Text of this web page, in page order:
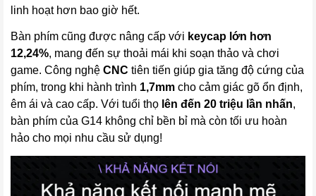
linh hoạt hơn bao giờ hết.
Bàn phím cũng được nâng cấp với keycap lớn hơn
12,24%, mang đến sự thoải mái khi soạn thảo và chơi
game. Công nghệ CNC tiên tiến giúp gia tăng độ cứng của
phím, trong khi hành trình 1,7mm cho cảm giác gõ ổn định,
êm ái và cao cấp. Với tuổi thọ lên đến 20 triệu lần nhấn,
bàn phím của G14 không chỉ bền bỉ mà còn tối ưu hoàn
hảo cho mọi nhu cầu sử dụng!